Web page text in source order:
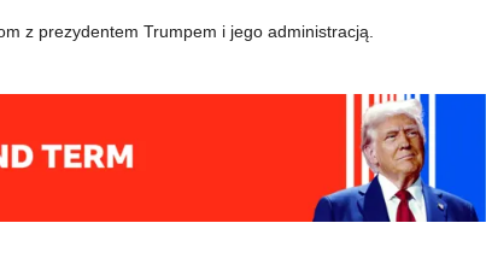
z prezydentem Trumpem i jego administracją.